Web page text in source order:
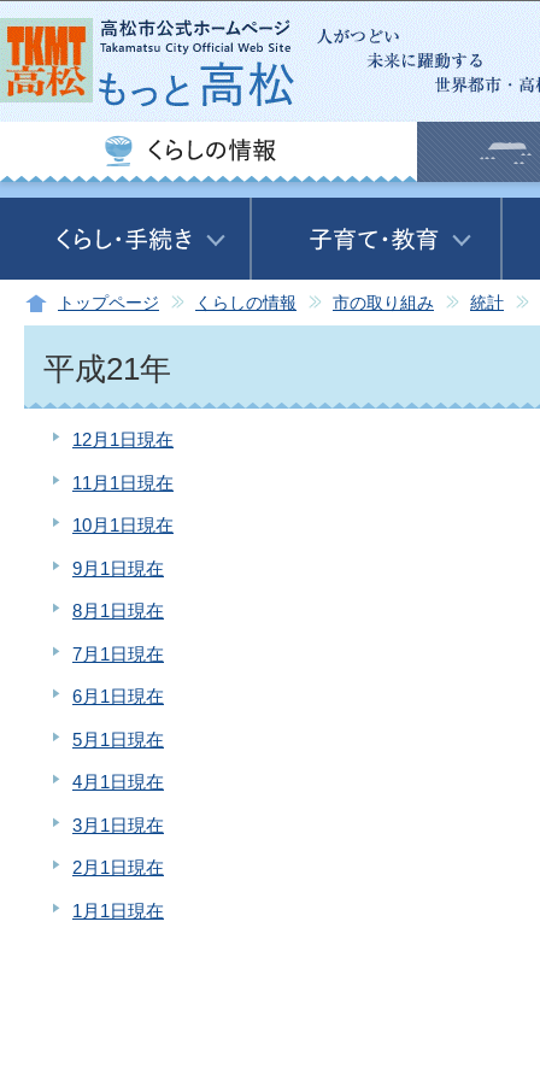
この
トップページ くらしの情報 市の取り組み 統計
平成21年
12月1日現在
11月1日現在
10月1日現在
9月1日現在
8月1日現在
7月1日現在
6月1日現在
5月1日現在
4月1日現在
3月1日現在
2月1日現在
1月1日現在